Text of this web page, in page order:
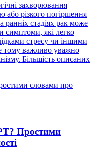
захворювання
або різкого погіршення
ранніх стадіях рак може
симптоми, які легко
стресу чи іншими
важливо уважно
Більшість описаних
Простими